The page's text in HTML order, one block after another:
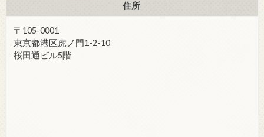
住所
〒105-0001
東京都港区虎ノ門1-2-10
桜田通ビル5階